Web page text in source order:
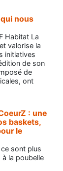
nous
Habitat La
valorise la
initiatives
de son
de
ont
: une
baskets,
le
sont plus
la poubelle